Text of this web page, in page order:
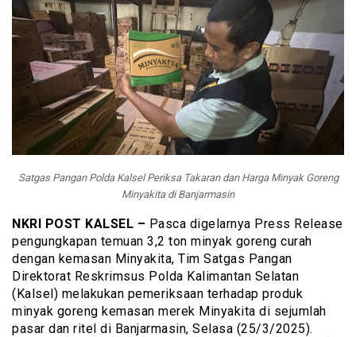
Satgas Pangan Polda Kalsel Periksa Takaran dan Harga Minyak Goreng
Minyakita di Banjarmasin
NKRI POST KALSEL – Pasca digelarnya Press Release
pengungkapan temuan 3,2 ton minyak goreng curah
dengan kemasan Minyakita, Tim Satgas Pangan
Direktorat Reskrimsus Polda Kalimantan Selatan
(Kalsel) melakukan pemeriksaan terhadap produk
minyak goreng kemasan merek Minyakita di sejumlah
pasar dan ritel di Banjarmasin, Selasa (25/3/2025).